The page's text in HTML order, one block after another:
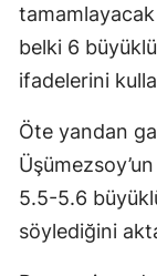
belki 6
ifadelerini
Öte yandan
5.5-5.6
söylediğini